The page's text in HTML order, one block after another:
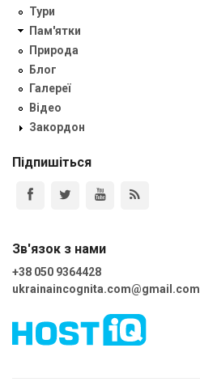
Тури
Пам'ятки
Природа
Блог
Галереї
Відео
Закордон
Підпишіться
Зв'язок з нами
+38 050 9364428
ukrainaincognita.com@gmail.com